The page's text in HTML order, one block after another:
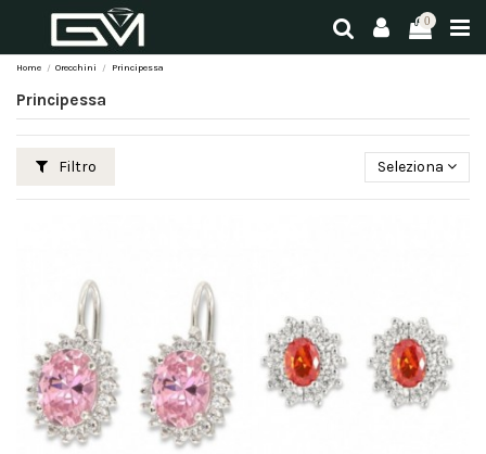
0
Home Orecchini Principessa
Principessa
Filtro Seleziona